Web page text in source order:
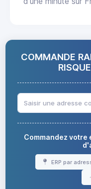
COMMANDE
Commandez
ERP par